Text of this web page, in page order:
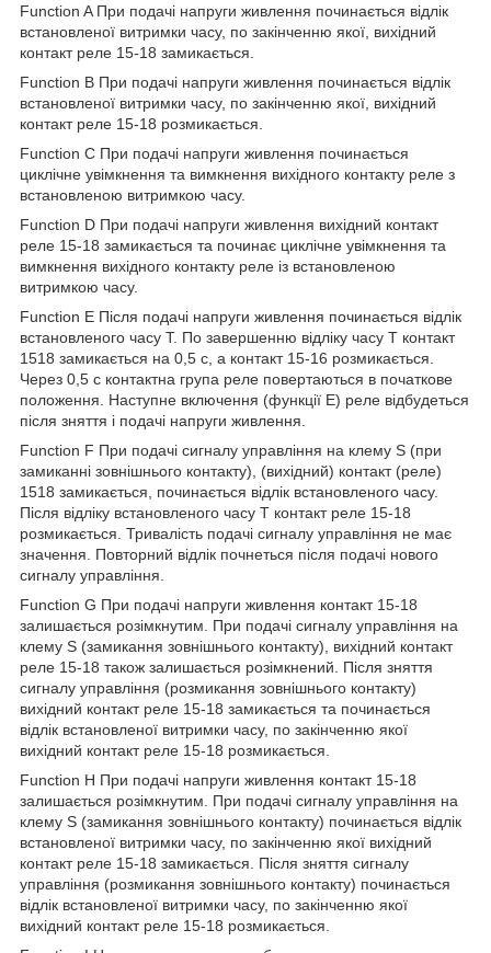
Function A При подачі напруги живлення починається відлік
встановленої витримки часу, по закінченню якої, вихідний
контакт реле 15-18 замикається.
Function B При подачі напруги живлення починається відлік
встановленої витримки часу, по закінченню якої, вихідний
контакт реле 15-18 розмикається.
Function C При подачі напруги живлення починається
циклічне увімкнення та вимкнення вихідного контакту реле з
встановленою витримкою часу.
Function D При подачі напруги живлення вихідний контакт
реле 15-18 замикається та починає циклічне увімкнення та
вимкнення вихідного контакту реле із встановленою
витримкою часу.
Function E Після подачі напруги живлення починається відлік
встановленого часу Т. По завершенню відліку часу Т контакт
1518 замикається на 0,5 с, а контакт 15-16 розмикається.
Через 0,5 с контактна група реле повертаються в початкове
положення. Наступне включення (функції Е) реле відбудеться
після зняття і подачі напруги живлення.
Function F При подачі сигналу управління на клему S (при
замиканні зовнішнього контакту), (вихідний) контакт (реле)
1518 замикається, починається відлік встановленого часу.
Після відліку встановленого часу Т контакт реле 15-18
розмикається. Тривалість подачі сигналу управління не має
значення. Повторний відлік почнеться після подачі нового
сигналу управління.
Function G При подачі напруги живлення контакт 15-18
залишається розімкнутим. При подачі сигналу управління на
клему S (замикання зовнішнього контакту), вихідний контакт
реле 15-18 також залишається розімкнений. Після зняття
сигналу управління (розмикання зовнішнього контакту)
вихідний контакт реле 15-18 замикається та починається
відлік встановленої витримки часу, по закінченню якої
вихідний контакт реле 15-18 розмикається.
Function H При подачі напруги живлення контакт 15-18
залишається розімкнутим. При подачі сигналу управління на
клему S (замикання зовнішнього контакту) починається відлік
встановленої витримки часу, по закінченню якої вихідний
контакт реле 15-18 замикається. Після зняття сигналу
управління (розмикання зовнішнього контакту) починається
відлік встановленої витримки часу, по закінченню якої
вихідний контакт реле 15-18 розмикається.